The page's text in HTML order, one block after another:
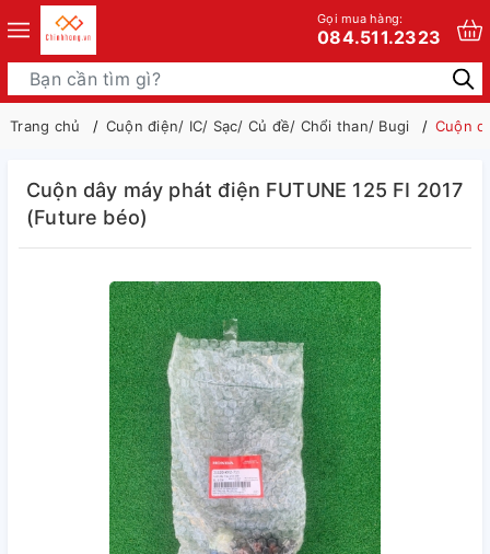
Gọi mua hàng:
084.511.2323
Trang chủ Cuộn điện/ IC/ Sạc/ Củ đề/ Chổi than/ Bugi Cuộn
Cuộn dây máy phát điện FUTUNE 125 FI 2017
(Future béo)